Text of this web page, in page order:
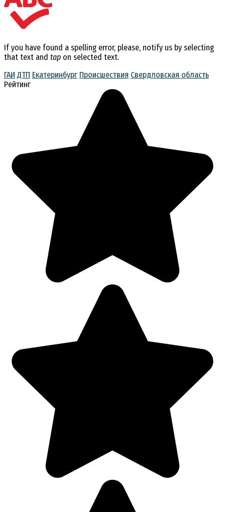
If you have found a spelling error, please, notify us by selecting
that text and tap on selected text.
ГАИ ДТП Екатеринбург Происшествия Свердловская область
Рейтинг